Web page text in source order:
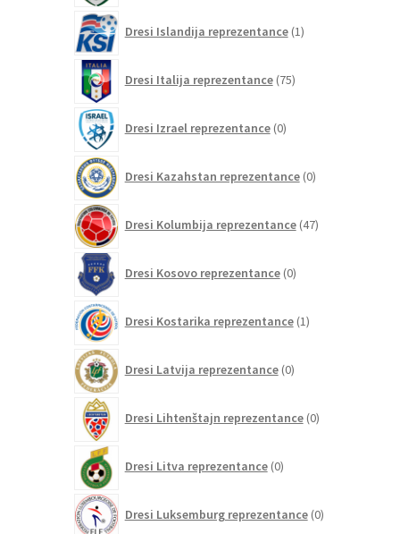
Dresi Islandija reprezentance 1izdelek
Dresi Italija reprezentance 75izdelkov
Dresi Izrael reprezentance 0izdelkov
Dresi Kazahstan reprezentance 0izdelkov
Dresi Kolumbija reprezentance 47izdelkov
Dresi Kosovo reprezentance 0izdelkov
Dresi Kostarika reprezentance 1izdelek
Dresi Latvija reprezentance 0izdelkov
Dresi Lihtenštajn reprezentance 0izdelkov
Dresi Litva reprezentance 0izdelkov
Dresi Luksemburg reprezentance 0izdelkov